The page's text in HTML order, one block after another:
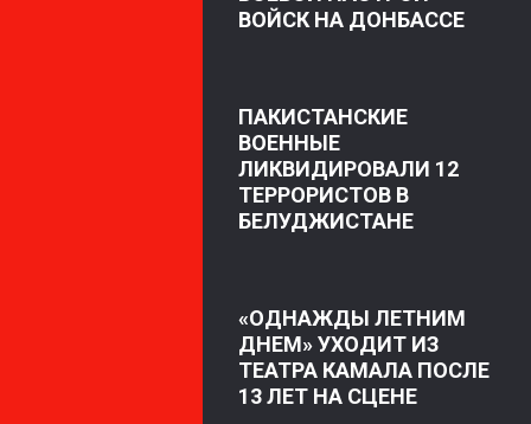
ВОЙСК НА ДОНБАССЕ
ПАКИСТАНСКИЕ
ВОЕННЫЕ
ЛИКВИДИРОВАЛИ 12
ТЕРРОРИСТОВ В
БЕЛУДЖИСТАНЕ
«ОДНАЖДЫ ЛЕТНИМ
ДНЕМ» УХОДИТ ИЗ
ТЕАТРА КАМАЛА ПОСЛЕ
13 ЛЕТ НА СЦЕНЕ